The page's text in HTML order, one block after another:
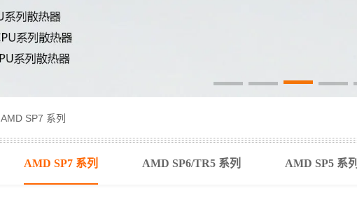
AMD SP7 系列
AMD SP7 系列 AMD SP6/TR5 系列 AMD SP5 系列